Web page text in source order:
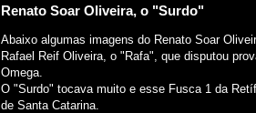
Renato Soar Oliveira, o "Surdo"
Abaixo algumas imagens do Renato Soar
Rafael Reif Oliveira, o "Rafa", que disputou
Omega.
O "Surdo" tocava muito e esse Fusca 1 da
de Santa Catarina.